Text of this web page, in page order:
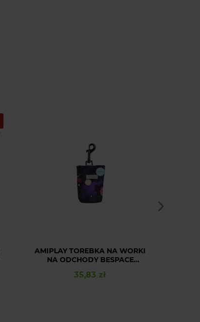
AMIPLAY TOREBKA NA WORKI
NA ODCHODY BESPACE
Cena
35,83 zł